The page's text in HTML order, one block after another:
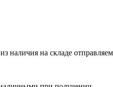
наличия на складе